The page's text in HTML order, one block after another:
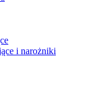
i narożniki